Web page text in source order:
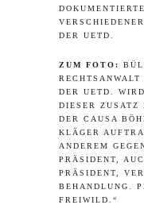
ERSCHIEDENER
ER UETD.
ZUM FOTO:
DER UETD.
DIESER
DER CAUSA
KLÄGER
NDEREM
PRÄSIDENT,
PRÄSIDENT,
BEHANDLUNG.
FREIWILD.“